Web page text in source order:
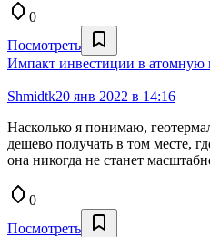
0
Посмотреть
Импакт инвестиции в атомную
Shmidtk20 янв 2022 в 14:16
Насколько я понимаю,
дешево получать в том месте,
она никогда не станет
0
Посмотреть